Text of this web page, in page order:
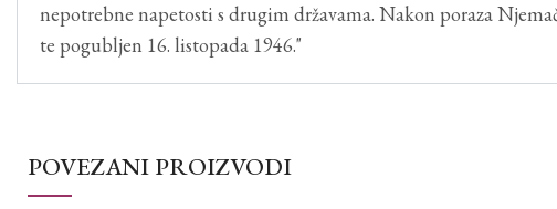
nepotrebne napetosti s drugim državama. Nakon poraza
te pogubljen 16. listopada 1946."
POVEZANI PROIZVODI